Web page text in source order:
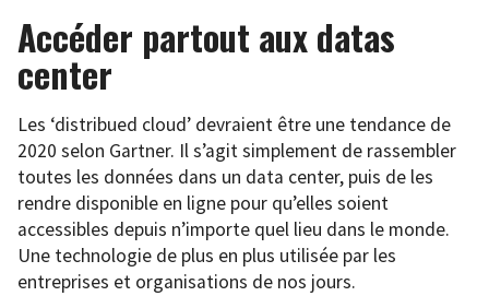
Accéder partout aux datas
center
Les ‘distribued cloud’ devraient être une tendance de
2020 selon Gartner. Il s’agit simplement de rassembler
toutes les données dans un data center, puis de les
rendre disponible en ligne pour qu’elles soient
accessibles depuis n’importe quel lieu dans le monde.
Une technologie de plus en plus utilisée par les
entreprises et organisations de nos jours.